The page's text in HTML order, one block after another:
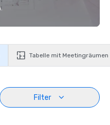
Tabelle mit Meetingräumen
Filter